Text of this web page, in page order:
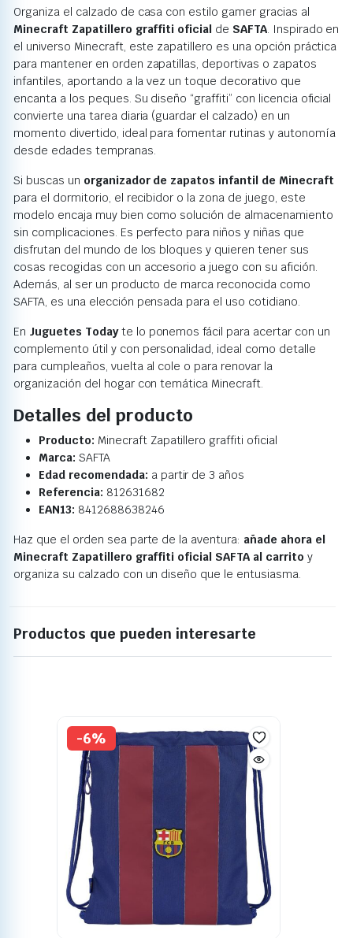
Organiza el calzado de casa con estilo gamer gracias al
Minecraft Zapatillero graffiti oficial de SAFTA. Inspirado en
el universo Minecraft, este zapatillero es una opción práctica
para mantener en orden zapatillas, deportivas o zapatos
infantiles, aportando a la vez un toque decorativo que
encanta a los peques. Su diseño “graffiti” con licencia oficial
convierte una tarea diaria (guardar el calzado) en un
momento divertido, ideal para fomentar rutinas y autonomía
desde edades tempranas.
Si buscas un organizador de zapatos infantil de Minecraft
para el dormitorio, el recibidor o la zona de juego, este
modelo encaja muy bien como solución de almacenamiento
sin complicaciones. Es perfecto para niños y niñas que
disfrutan del mundo de los bloques y quieren tener sus
cosas recogidas con un accesorio a juego con su afición.
Además, al ser un producto de marca reconocida como
SAFTA, es una elección pensada para el uso cotidiano.
En Juguetes Todayte lo ponemos fácil para acertar con un
complemento útil y con personalidad, ideal como detalle
para cumpleaños, vuelta al cole o para renovar la
organización del hogar con temática Minecraft.
Detalles del producto
Producto: Minecraft Zapatillero graffiti oficial
Marca: SAFTA
Edad recomendada: a partir de 3 años
Referencia: 812631682
EAN13: 8412688638246
Haz que el orden sea parte de la aventura: añade ahora el
Minecraft Zapatillero graffiti oficial SAFTA al carrito y
organiza su calzado con un diseño que le entusiasma.
Productos que pueden interesarte
-6%